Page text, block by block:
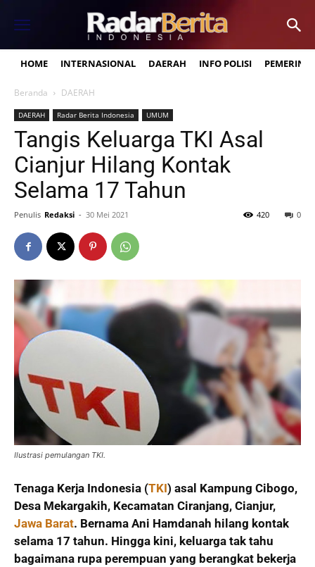
HOME INTERNASIONAL DAERAH INFO POLISI
Beranda DAERAH
DAERAH Radar Berita Indonesia UMUM
Tangis Keluarga TKI Asal
Cianjur Hilang Kontak
Selama 17 Tahun
Penulis Redaksi - 30 Mei 2021 0
420
Ilustrasi pemulangan TKI.
Tenaga Kerja Indonesia (TKI) asal Kampung Cibogo,
Desa Mekargakih, Kecamatan Ciranjang, Cianjur,
Jawa Barat. Bernama Ani Hamdanah hilang kontak
selama 17 tahun. Hingga kini, keluarga tak tahu
bagaimana rupa perempuan yang berangkat bekerja